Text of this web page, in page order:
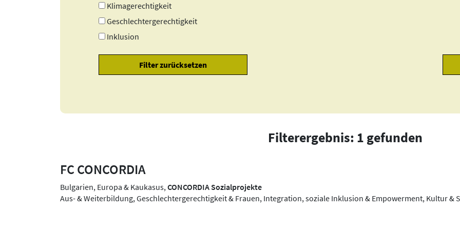
Klimagerechtigkeit
Geschlechtergerechtigkeit
Inklusion
Filterergebnis: 1 gefunden
FC CONCORDIA
Bulgarien, Europa & Kaukasus,CONCORDIA Sozialprojekte
Aus- & Weiterbildung, Geschlechtergerechtigkeit & Frauen, Integration, soziale Inklusion & Empowerment, Kultur &